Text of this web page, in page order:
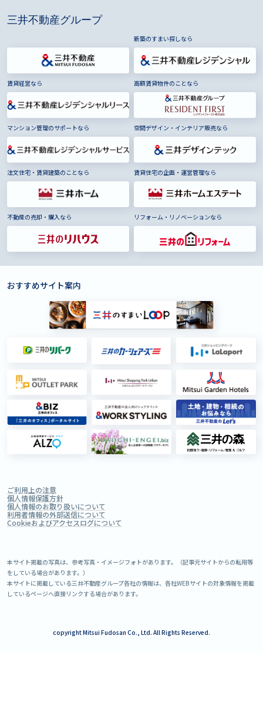
三井不動産グループ
新築のすまい探しなら
賃貸経営なら 高額賃貸物件のことなら
マンション管理のサポートなら 空間デザイン・インテリア販売なら
注文住宅・賃貸建築のことなら 賃貸住宅の企画・運営管理なら
不動産の売却・購入なら リフォーム・リノベーションなら
おすすめサイト案内
ご利用上の注意
個人情報保護方針
個人情報のお取り扱いについて
利用者情報の外部送信について
Cookieおよびアクセスログについて
本サイト掲載の写真は、参考写真・イメージフォトがあります。（記事元サイトからの転用等
をしている場合があります。）
本サイトに掲載している三井不動産グループ各社の情報は、各社WEBサイトの対象情報を掲載
しているページへ直接リンクする場合があります。
copyright Mitsui Fudosan Co., Ltd. All Rights Reserved.